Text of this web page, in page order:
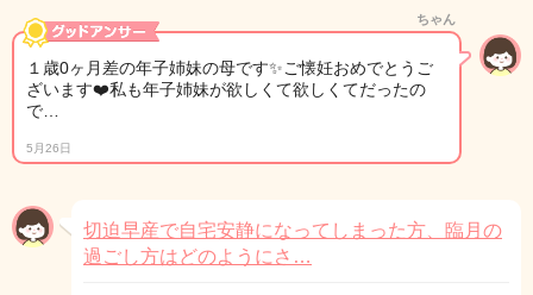
ちゃん
１歳0ヶ月差の年子姉妹の母です✨ご懐妊おめでとうご
ざいます❤️私も年子姉妹が欲しくて欲しくてだったの
で…
5月26日
切迫早産で自宅安静になってしまった方、臨月の
過ごし方はどのようにさ…